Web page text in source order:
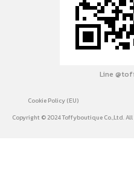
Line
Cookie Policy (EU)
Copyright © 2024 Toffyboutique Co.,Ltd.